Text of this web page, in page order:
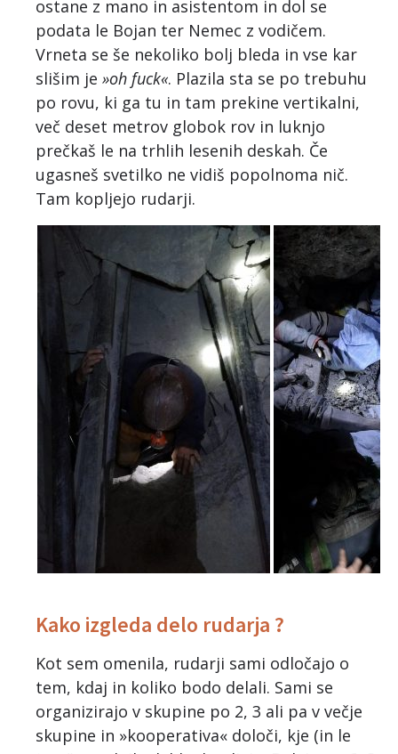
ostane z mano in asistentom in dol se
podata le Bojan ter Nemec z vodičem.
Vrneta se še nekoliko bolj bleda in vse kar
slišim je »oh fuck«. Plazila sta se po trebuhu
po rovu, ki ga tu in tam prekine vertikalni,
več deset metrov globok rov in luknjo
prečkaš le na trhlih lesenih deskah. Če
ugasneš svetilko ne vidiš popolnoma nič.
Tam kopljejo rudarji.
Kako izgleda delo rudarja ?
Kot sem omenila, rudarji sami odločajo o
tem, kdaj in koliko bodo delali. Sami se
organizirajo v skupine po 2, 3 ali pa v večje
skupine in »kooperativa« določi, kje (in le